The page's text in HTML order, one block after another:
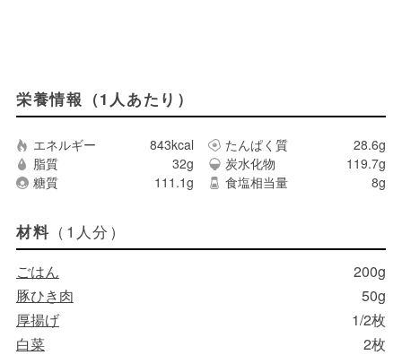
栄養情報（1人あたり）
エネルギー 843kcal たんぱく質
28.6g
脂質
32g 炭水化物
119.7g
糖質
111.1g 食塩相当量 8g
材料 （1人分）
ごはん
200g
豚ひき肉
50g
厚揚げ
1/2枚
白菜
2枚